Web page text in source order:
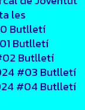
les
Butlletí
Butlletí
Butlletí
#03 Butlletí
#04 Butlletí